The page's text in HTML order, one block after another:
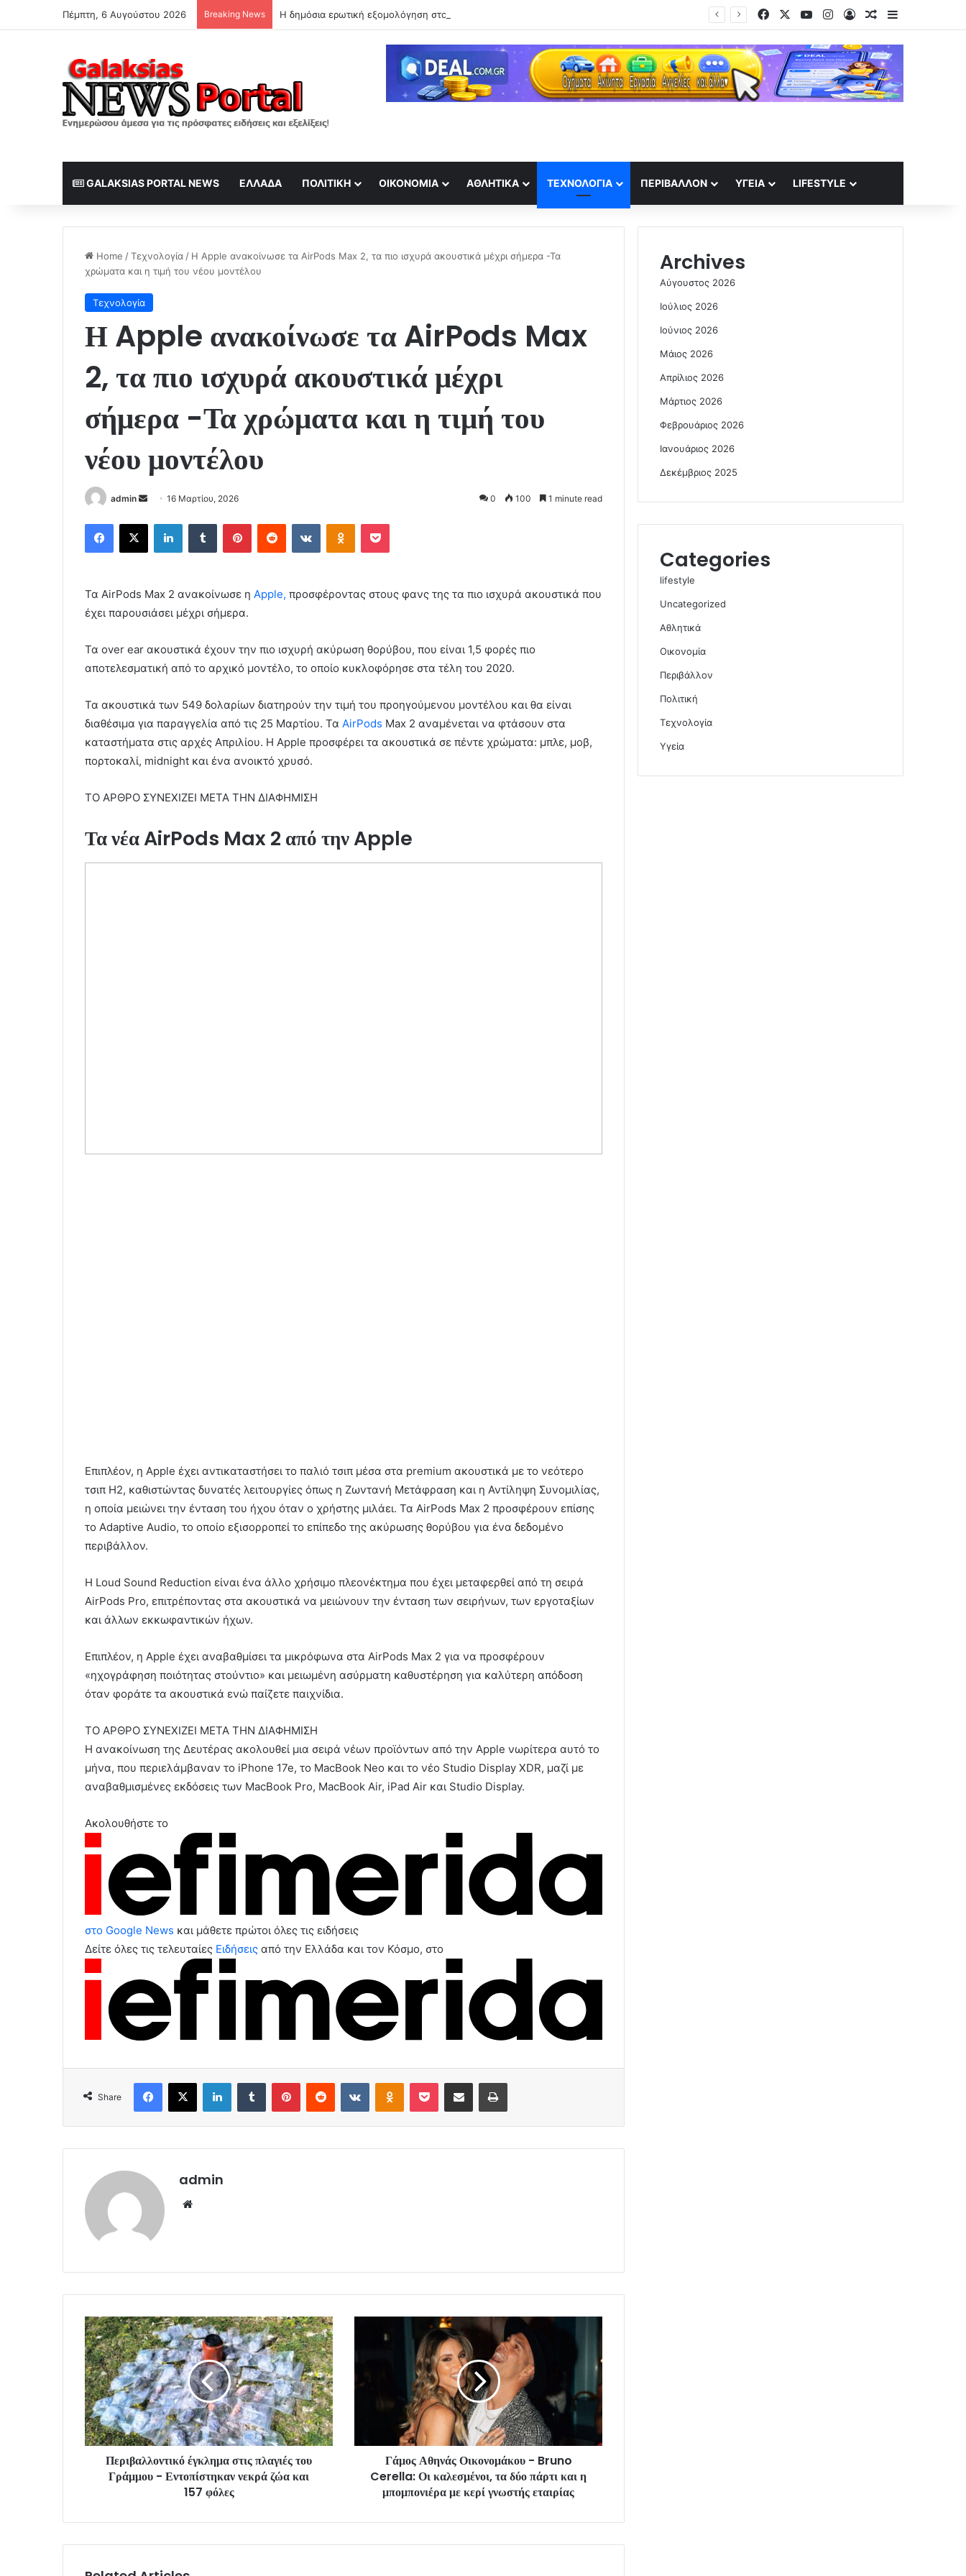
Πέμπτη, 6 Αυγούστου 2026 Breaking News FacebookYouTubeInstagram
Log InRandom Article
Sidebar
GALAKSIAS PORTAL NEWS ΕΛΛΆΔΑ ΠΟΛΙΤΙΚΉ ΟΙΚΟΝΟΜΊΑ ΑΘΛΗΤΙΚΆ ΤΕΧΝΟΛΟΓΊΑ ΠΕΡΙΒΆΛΛΟΝ ΥΓΕΊΑ LIFESTYLE
Home /Τεχνολογία / Η Apple ανακοίνωσε τα AirPods Max 2, τα πιο ισχυρά ακουστικά μέχρι σήμερα -Τα
χρώματα και η τιμή του νέου μοντέλου
Τεχνολογία
Η Apple ανακοίνωσε τα AirPods Max
2, τα πιο ισχυρά ακουστικά μέχρι
σήμερα -Τα χρώματα και η τιμή του
νέου μοντέλου
admin
Send
email
16 Μαρτίου, 2026 0 100 1 minute read
Facebook
X LinkedInTumblr PinterestReddit VKontakteOdnoklassniki
Pocket
Τα AirPods Max 2 ανακοίνωσε η Apple, προσφέροντας στους φανς της τα πιο ισχυρά ακουστικά που
έχει παρουσιάσει μέχρι σήμερα.
Τα over ear ακουστικά έχουν την πιο ισχυρή ακύρωση θορύβου, που είναι 1,5 φορές πιο
αποτελεσματική από το αρχικό μοντέλο, το οποίο κυκλοφόρησε στα τέλη του 2020.
Τα ακουστικά των 549 δολαρίων διατηρούν την τιμή του προηγούμενου μοντέλου και θα είναι
διαθέσιμα για παραγγελία από τις 25 Μαρτίου. Τα AirPods Max 2 αναμένεται να φτάσουν στα
καταστήματα στις αρχές Απριλίου. Η Apple προσφέρει τα ακουστικά σε πέντε χρώματα: μπλε, μοβ,
πορτοκαλί, midnight και ένα ανοικτό χρυσό.
ΤΟ ΑΡΘΡΟ ΣΥΝΕΧΙΖΕΙ ΜΕΤΑ ΤΗΝ ΔΙΑΦΗΜΙΣΗ
Τα νέα AirPods Max 2 από την Apple
Επιπλέον, η Apple έχει αντικαταστήσει το παλιό τσιπ μέσα στα premium ακουστικά με το νεότερο
τσιπ H2, καθιστώντας δυνατές λειτουργίες όπως η Ζωντανή Μετάφραση και η Αντίληψη Συνομιλίας,
η οποία μειώνει την ένταση του ήχου όταν ο χρήστης μιλάει. Τα AirPods Max 2 προσφέρουν επίσης
το Adaptive Audio, το οποίο εξισορροπεί το επίπεδο της ακύρωσης θορύβου για ένα δεδομένο
περιβάλλον.
Η Loud Sound Reduction είναι ένα άλλο χρήσιμο πλεονέκτημα που έχει μεταφερθεί από τη σειρά
AirPods Pro, επιτρέποντας στα ακουστικά να μειώνουν την ένταση των σειρήνων, των εργοταξίων
και άλλων εκκωφαντικών ήχων.
Επιπλέον, η Apple έχει αναβαθμίσει τα μικρόφωνα στα AirPods Max 2 για να προσφέρουν
«ηχογράφηση ποιότητας στούντιο» και μειωμένη ασύρματη καθυστέρηση για καλύτερη απόδοση
όταν φοράτε τα ακουστικά ενώ παίζετε παιχνίδια.
ΤΟ ΑΡΘΡΟ ΣΥΝΕΧΙΖΕΙ ΜΕΤΑ ΤΗΝ ΔΙΑΦΗΜΙΣΗ
Η ανακοίνωση της Δευτέρας ακολουθεί μια σειρά νέων προϊόντων από την Apple νωρίτερα αυτό το
μήνα, που περιελάμβαναν το iPhone 17e, το MacBook Neo και το νέο Studio Display XDR, μαζί με
αναβαθμισμένες εκδόσεις των MacBook Pro, MacBook Air, iPad Air και Studio Display.
Ακολουθήστε το
στο Google News και μάθετε πρώτοι όλες τις ειδήσεις
Δείτε όλες τις τελευταίες Ειδήσεις από την Ελλάδα και τον Κόσμο, στο
Share
Facebook
X LinkedInTumblr PinterestReddit VKontakteOdnoklassniki
Pocket Share via Email Print
admin
Περιβαλλοντικό έγκλημα στις πλαγιές του
Γράμμου - Εντοπίστηκαν νεκρά ζώα και
157 φόλες
Γάμος Αθηνάς Οικονομάκου - Bruno
Cerella: Οι καλεσμένοι, τα δύο πάρτι και η
μπομπονιέρα με κερί γνωστής εταιρίας
Archives
Αύγουστος 2026
Ιούλιος 2026
Ιούνιος 2026
Μάιος 2026
Απρίλιος 2026
Μάρτιος 2026
Φεβρουάριος 2026
Ιανουάριος 2026
Δεκέμβριος 2025
Categories
lifestyle
Uncategorized
Αθλητικά
Οικονομία
Περιβάλλον
Πολιτική
Τεχνολογία
Υγεία